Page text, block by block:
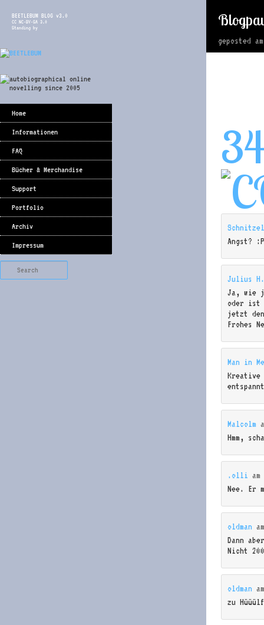
BEETLEBUM BLOG v3.0
CC NC-BY-SA 3.0
Standing by
Home
Informationen
FAQ
Bücher & Merchandise
Support
Portfolio
Archiv
Impressum
geposted
Schnitzel
Angst? :P
Julius H.
Ja, wie
oder ist
jetzt
Frohes
Man in
Kreative
Malcolm
Hmm,
.olli am
Nee. Er
oldman
Dann
Nicht
oldman
zu